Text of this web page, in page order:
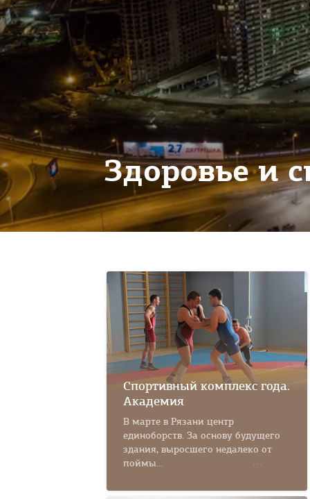
Здоровье и
Спортивный комплекс года.
Академия
В марте в Рязани центр
единоборств. За основу будущего
здания, выросшего недалеко от
поймы...